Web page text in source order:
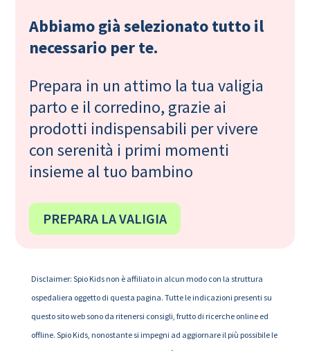
Abbiamo già selezionato tutto il
necessario per te.
Prepara in un attimo la tua valigia
parto e il corredino, grazie ai
prodotti indispensabili per vivere
con serenità i primi momenti
insieme al tuo bambino
PREPARA LA VALIGIA
Disclaimer: Spio Kids non è affiliato in alcun modo con la struttura
ospedaliera oggetto di questa pagina. Tutte le indicazioni presenti su
questo sito web sono da ritenersi consigli, frutto di ricerche online ed
offline. Spio Kids, nonostante si impegni ad aggiornare il più possibile le